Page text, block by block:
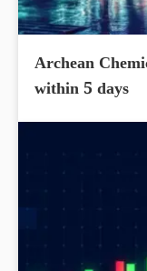
Archean
within 5 days